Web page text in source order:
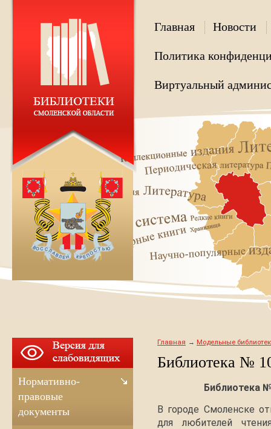
Главная Новости
Политика
Виртуальный
Главная Модельные
Библиотека №
Библиотека
В городе Смоленске
для любителей
Нормативно-
правовые
документы